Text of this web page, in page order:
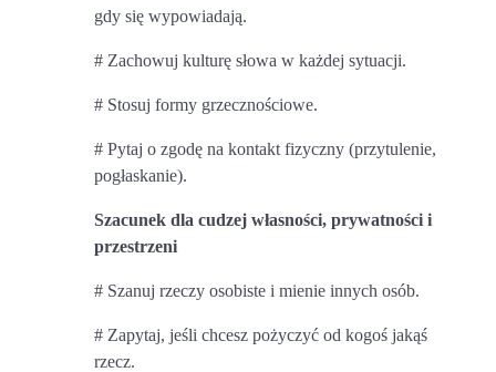
gdy się wypowiadają.
# Zachowuj kulturę słowa w każdej sytuacji.
# Stosuj formy grzecznościowe.
# Pytaj o zgodę na kontakt fizyczny (przytulenie,
pogłaskanie).
Szacunek dla cudzej własności, prywatności i
przestrzeni
# Szanuj rzeczy osobiste i mienie innych osób.
# Zapytaj, jeśli chcesz pożyczyć od kogoś jakąś
rzecz.